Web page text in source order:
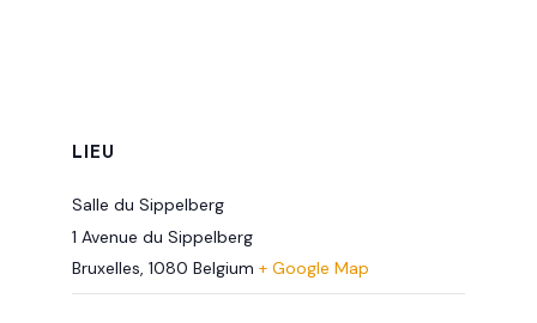
LIEU
Salle du Sippelberg
1 Avenue du Sippelberg
Bruxelles, 1080 Belgium + Google Map